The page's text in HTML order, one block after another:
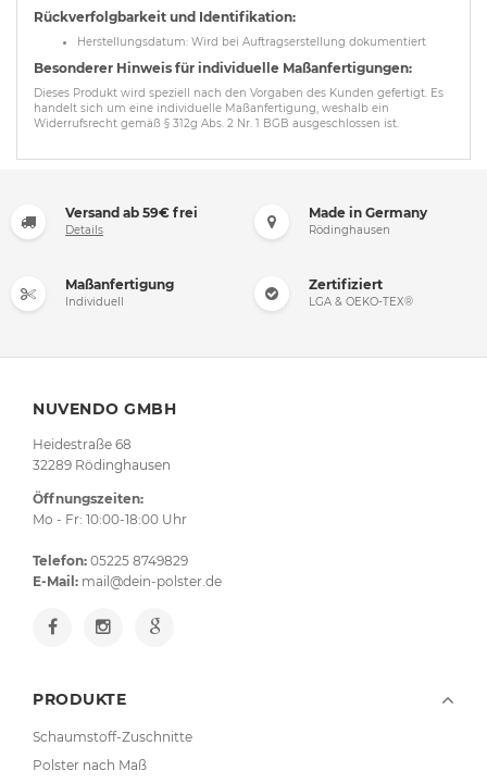
Rückverfolgbarkeit und Identifikation:
Herstellungsdatum: Wird bei Auftragserstellung dokumentiert
Besonderer Hinweis für individuelle Maßanfertigungen:
Dieses Produkt wird speziell nach den Vorgaben des Kunden gefertigt. Es
handelt sich um eine individuelle Maßanfertigung, weshalb ein
Widerrufsrecht gemäß § 312g Abs. 2 Nr. 1 BGB ausgeschlossen ist.
Versand ab 59€ frei
Details
Made in Germany
Rödinghausen
Maßanfertigung
Individuell
Zertifiziert
LGA & OEKO-TEX®
NUVENDO GMBH
Heidestraße 68
32289 Rödinghausen
Öffnungszeiten:
Mo - Fr: 10:00-18:00 Uhr
Telefon: 05225 8749829
E-Mail: mail@dein-polster.de
PRODUKTE
Schaumstoff-Zuschnitte
Polster nach Maß